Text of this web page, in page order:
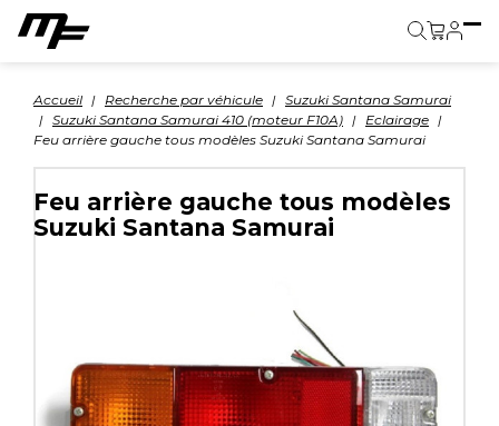
Accueil Recherche par véhicule
Suzuki Santana Samurai
Suzuki Santana Samurai 410 (moteur F10A)
Eclairage
Feu arrière gauche tous modèles Suzuki Santana Samurai
Feu arrière gauche tous modèles
Suzuki Santana Samurai